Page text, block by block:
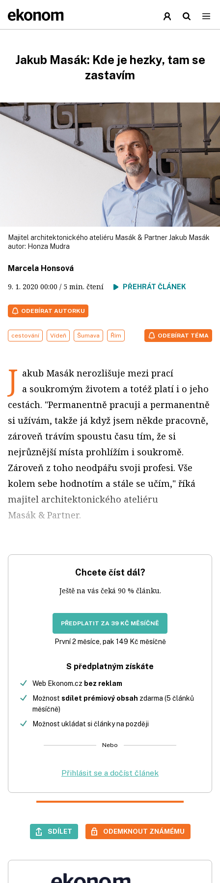
Jakub Masák: Kde je hezky, tam se
zastavím
Majitel architektonického ateliéru Masák & Partner Jakub Masák
autor: Honza Mudra
Marcela Honsová
9. 1. 2020 00:00 / 5 min. čtení PŘEHRÁT ČLÁNEK
ODEBÍRAT AUTORKU
cestování Vídeň Šumava Řím ODEBÍRAT TÉMA
J akub Masák nerozlišuje mezi prací
a soukromým životem a totéž platí i o jeho
cestách. "Permanentně pracuji a permanentně
si užívám, takže já když jsem někde pracovně,
zároveň trávím spoustu času tím, že si
nejrůznější místa prohlížím i soukromě.
Zároveň z toho neodpářu svoji profesi. Vše
kolem sebe hodnotím a stále se učím," říká
majitel architektonického ateliéru
Masák & Partner.
Chcete číst dál?
Ještě na vás čeká 90 % článku.
PŘEDPLATIT ZA 39 KČ MĚSÍČNĚ
První 2 měsíce, pak 149 Kč měsíčně
S předplatným získáte
Web Ekonom.cz bez reklam
Možnost sdílet prémiový obsah zdarma (5 článků
měsíčně)
Možnost ukládat si články na později
Nebo
Přihlásit se a dočíst článek
SDÍLET ODEMKNOUT ZNÁMÉMU